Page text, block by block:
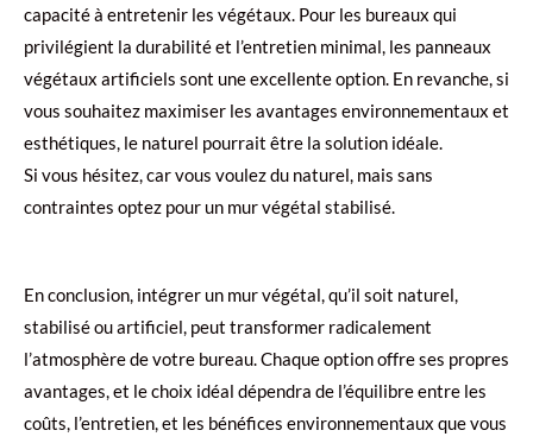
capacité à entretenir les végétaux. Pour les bureaux qui
privilégient la durabilité et l’entretien minimal, les panneaux
végétaux artificiels sont une excellente option. En revanche, si
vous souhaitez maximiser les avantages environnementaux et
esthétiques, le naturel pourrait être la solution idéale.
Si vous hésitez, car vous voulez du naturel, mais sans
contraintes optez pour un mur végétal stabilisé.
En conclusion, intégrer un mur végétal, qu’il soit naturel,
stabilisé ou artificiel, peut transformer radicalement
l’atmosphère de votre bureau. Chaque option offre ses propres
avantages, et le choix idéal dépendra de l’équilibre entre les
coûts, l’entretien, et les bénéfices environnementaux que vous